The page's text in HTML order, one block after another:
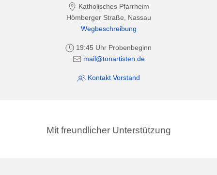
Katholisches Pfarrheim
Hömberger Straße, Nassau
Wegbeschreibung
19:45 Uhr Probenbeginn
mail@tonartisten.de
Kontakt Vorstand
Mit freundlicher Unterstützung